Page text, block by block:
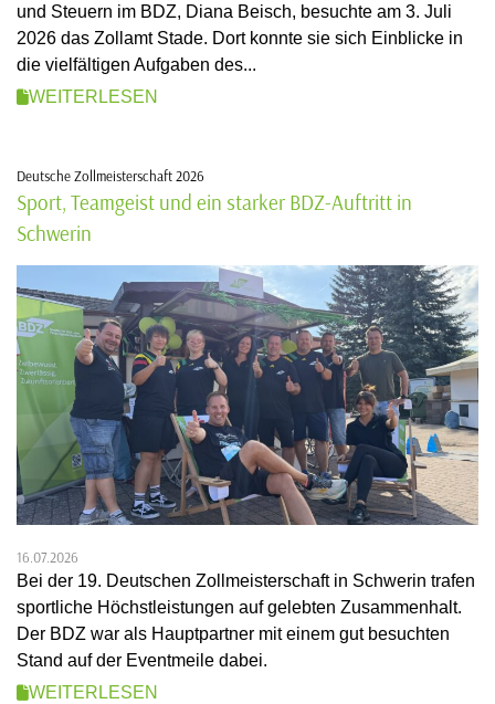
und Steuern im BDZ, Diana Beisch, besuchte am 3. Juli
2026 das Zollamt Stade. Dort konnte sie sich Einblicke in
die vielfältigen Aufgaben des...
WEITERLESEN
Deutsche Zollmeisterschaft 2026
Sport, Teamgeist und ein starker BDZ-Auftritt in
Schwerin
16.07.2026
Bei der 19. Deutschen Zollmeisterschaft in Schwerin trafen
sportliche Höchstleistungen auf gelebten Zusammenhalt.
Der BDZ war als Hauptpartner mit einem gut besuchten
Stand auf der Eventmeile dabei.
WEITERLESEN